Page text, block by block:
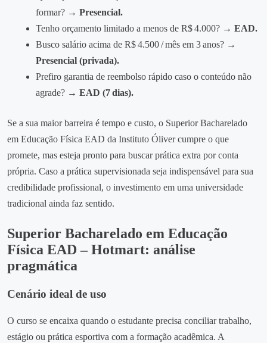
formar? → Presencial.
Tenho orçamento limitado a menos de R$ 4.000? → EAD.
Busco salário acima de R$ 4.500 / mês em 3 anos? →
Presencial (privada).
Prefiro garantia de reembolso rápido caso o conteúdo não
agrade? → EAD (7 dias).
Se a sua maior barreira é tempo e custo, o Superior Bacharelado
em Educação Física EAD da Instituto Óliver cumpre o que
promete, mas esteja pronto para buscar prática extra por conta
própria. Caso a prática supervisionada seja indispensável para sua
credibilidade profissional, o investimento em uma universidade
tradicional ainda faz sentido.
Superior Bacharelado em Educação
Física EAD – Hotmart: análise
pragmática
Cenário ideal de uso
O curso se encaixa quando o estudante precisa conciliar trabalho,
estágio ou prática esportiva com a formação acadêmica. A